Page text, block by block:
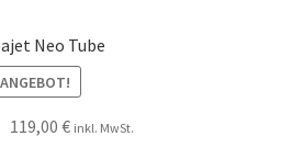
Neo Tube
ANGEBOT!
119,00€ inkl. MwSt.